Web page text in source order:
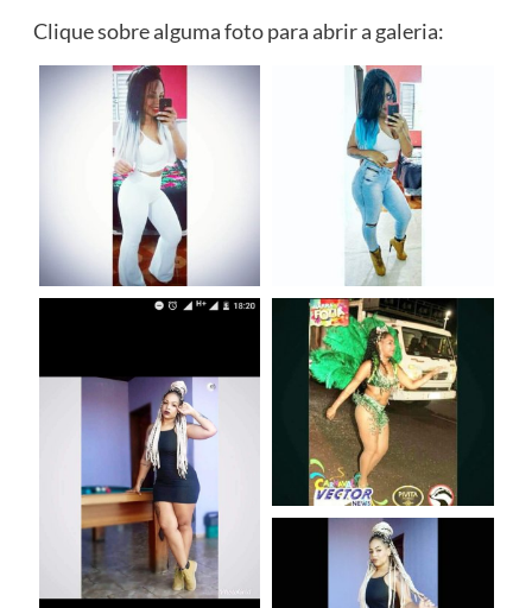
Clique sobre alguma foto para abrir a galeria: